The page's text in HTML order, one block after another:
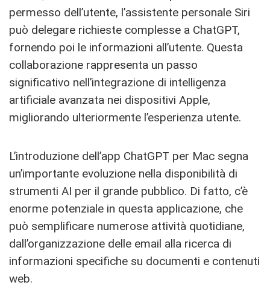
permesso dell’utente, l’assistente personale Siri
può delegare richieste complesse a ChatGPT,
fornendo poi le informazioni all’utente. Questa
collaborazione rappresenta un passo
significativo nell’integrazione di intelligenza
artificiale avanzata nei dispositivi Apple,
migliorando ulteriormente l’esperienza utente.
L’introduzione dell’app ChatGPT per Mac segna
un’importante evoluzione nella disponibilità di
strumenti AI per il grande pubblico. Di fatto, c’è
enorme potenziale in questa applicazione, che
può semplificare numerose attività quotidiane,
dall’organizzazione delle email alla ricerca di
informazioni specifiche su documenti e contenuti
web.